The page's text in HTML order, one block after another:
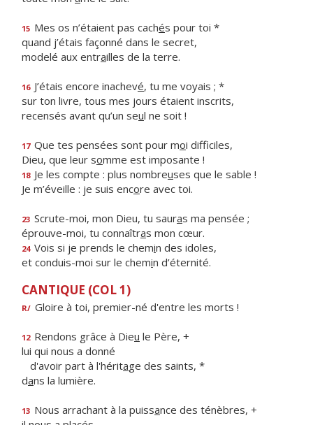
15 Mes os n’étaient pas cachés pour toi *
quand j’étais façonné dans le secret,
modelé aux entrailles de la terre.
16 J’étais encore inachevé, tu me voyais ; *
sur ton livre, tous mes jours étaient inscrits,
recensés avant qu’un seul ne soit !
17 Que tes pensées sont pour moi difficiles,
Dieu, que leur somme est imposante !
18 Je les compte : plus nombreuses que le sable !
Je m’éveille : je suis encore avec toi.
23 Scrute-moi, mon Dieu, tu sauras ma pensée ;
éprouve-moi, tu connaîtras mon cœur.
24 Vois si je prends le chemin des idoles,
et conduis-moi sur le chemin d’éternité.
CANTIQUE (COL 1)
R/ Gloire à toi, premier-né d'entre les morts !
12 Rendons grâce à Dieu le Père, +
lui qui nous a donné
d'avoir part à l'héritage des saints, *
dans la lumière.
13 Nous arrachant à la puissance des ténèbres, +